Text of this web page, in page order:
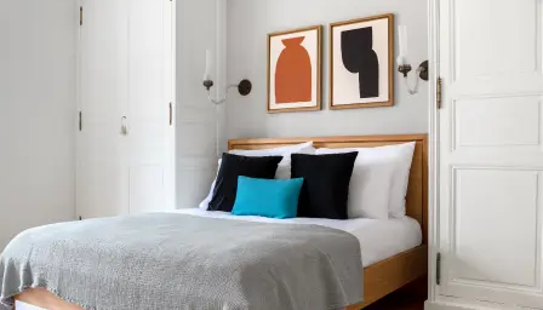
Eleve su estancia corporativa